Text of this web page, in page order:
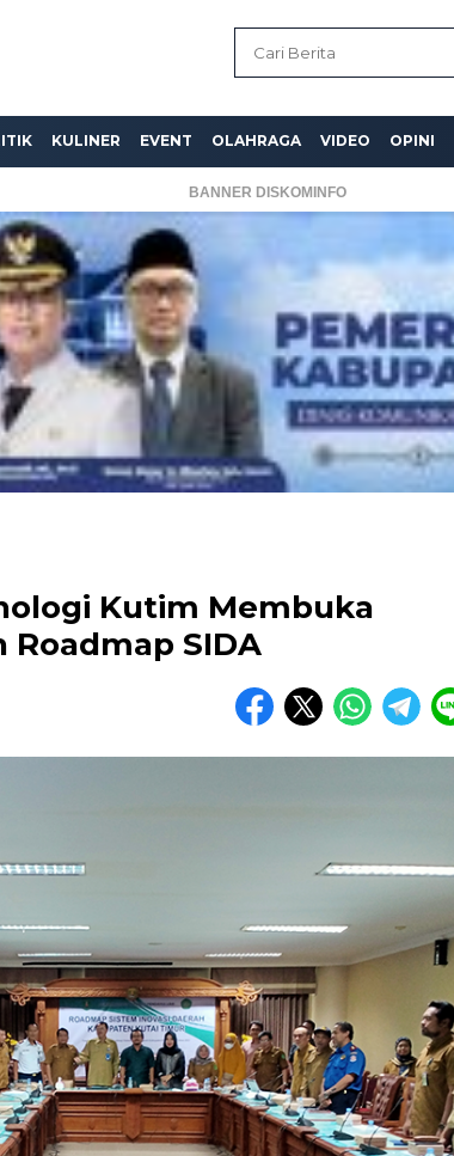
KULINER EVENT OLAHRAGA VIDEO OPINI
BANNER DISKOMINFO
Kutim Membuka
SIDA